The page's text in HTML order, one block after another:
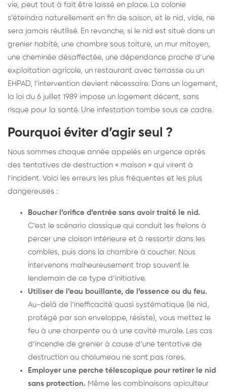
vie, peut tout à fait être laissé en place. La colonie
s’éteindra naturellement en fin de saison, et le nid, vide, ne
sera jamais réutilisé. En revanche, si le nid est situé dans un
grenier habité, une chambre sous toiture, un mur mitoyen,
une cheminée désaffectée, une dépendance proche d’une
exploitation agricole, un restaurant avec terrasse ou un
EHPAD, l’intervention devient nécessaire. Dans un logement,
la loi du 6 juillet 1989 impose un logement décent, sans
risque pour la santé. Une infestation tombe sous ce cadre.
Pourquoi éviter d’agir seul ?
Nous sommes chaque année appelés en urgence après
des tentatives de destruction « maison » qui virent à
l’incident. Voici les erreurs les plus fréquentes et les plus
dangereuses :
Boucher l’orifice d’entrée sans avoir traité le nid.
C’est le scénario classique qui conduit les frelons à
percer une cloison intérieure et à ressortir dans les
combles, puis dans la chambre à coucher. Nous
intervenons malheureusement trop souvent le
lendemain de ce type d’initiative.
Utiliser de l’eau bouillante, de l’essence ou du feu.
Au-delà de l’inefficacité quasi systématique (le nid,
protégé par son enveloppe, résiste), vous mettez le
feu à une charpente ou à une cavité murale. Les cas
d’incendie de grenier à cause d’une tentative de
destruction au chalumeau ne sont pas rares.
Employer une perche télescopique pour retirer le nid
sans protection. Même les combinaisons apiculteur